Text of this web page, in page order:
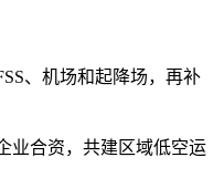
、机场和起降场，再补
业合资，共建区域低空运